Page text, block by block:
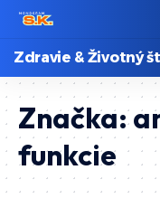
Zdravie & Životný
Značka:
funkcie